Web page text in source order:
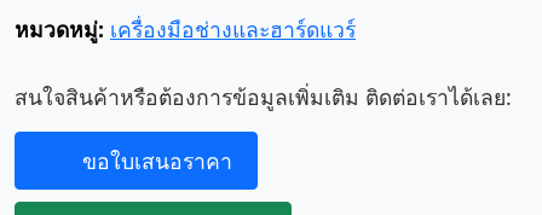
หมวดหมู่: เครื่องมือช่างและฮาร์ดแวร์
สนใจสินค้าหรือต้องการข้อมูลเพิ่มเติม ติดต่อเราได้เลย:
ขอใบเสนอราคา